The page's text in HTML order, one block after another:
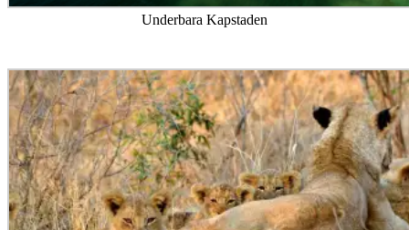
Underbara Kapstaden